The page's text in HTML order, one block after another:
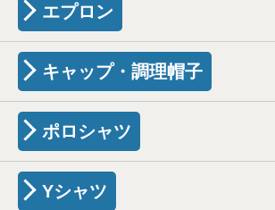
エプロン
キャップ・調理帽子
ポロシャツ
Yシャツ